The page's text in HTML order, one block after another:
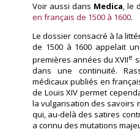
Voir aussi dans Medica, le
en français de 1500 à 1600.
Le dossier consacré à la
de 1500 à 1600 appelait
premières années du XVIIe
dans une continuité.
médicaux publiés en
de Louis XIV permet
la vulgarisation des savoirs
qui, au-delà des satires
a connu des mutations